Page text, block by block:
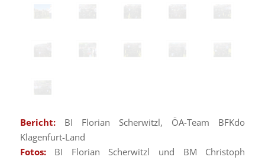
Bericht:BI Florian Scherwitzl, ÖA-Team BFKdo
Klagenfurt-Land
Fotos:BI Florian Scherwitzl und BM Christoph